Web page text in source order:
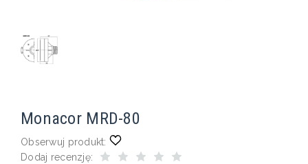
Monacor MRD-80
Obserwuj produkt:
Dodaj recenzję: